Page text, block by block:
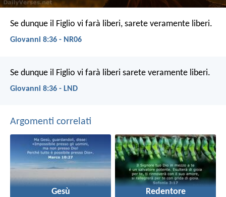
Se dunque il Figlio vi farà liberi, sarete veramente liberi.
Giovanni 8:36 - NR06
Se dunque il Figlio vi farà liberi sarete veramente liberi.
Giovanni 8:36 - LND
Argomenti correlati
Gesù Redentore